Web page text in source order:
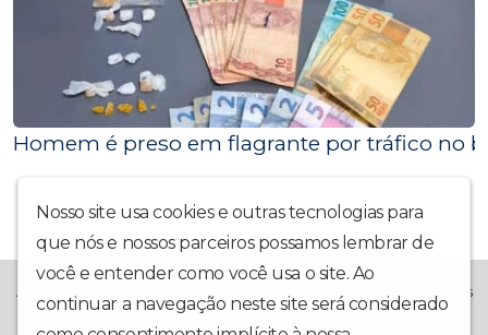
Homem é preso em flagrante por tráfico no
Nosso site usa cookies e outras tecnologias para
que nós e nossos parceiros possamos lembrar de
você e entender como você usa o site. Ao
continuar a navegação neste site será considerado
A Rádio La Prima FM chegou trazendo muito mais alegria! Temos
o compromisso de trazer também: Notícias Locais,